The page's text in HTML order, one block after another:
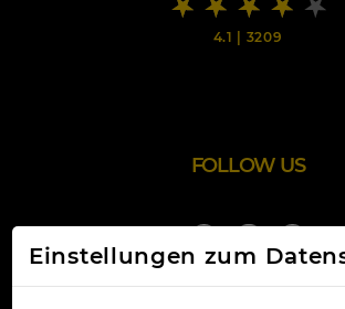
4.1 3209
FOLLOW US
Einstellungen zum